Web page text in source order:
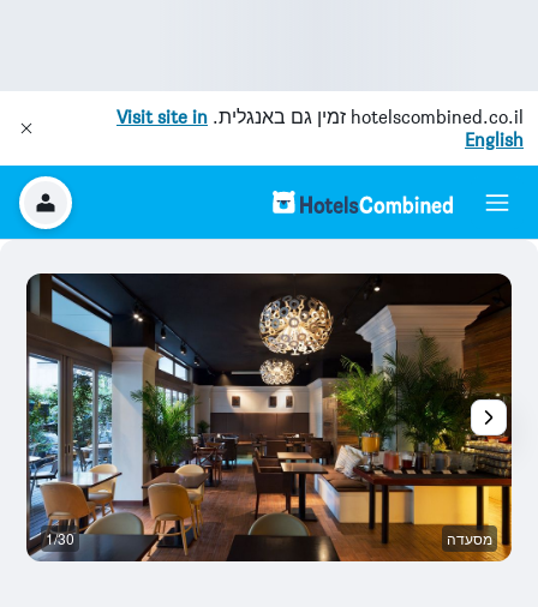
hotelscombined.co.il זמין גם באנגלית. Visit site in
English
מסעדה 1/30